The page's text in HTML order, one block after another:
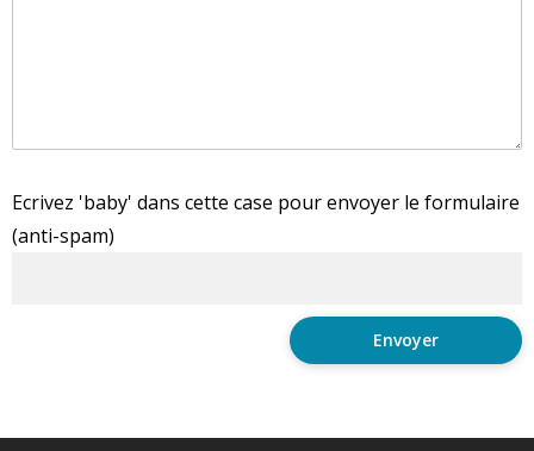
Ecrivez 'baby' dans cette case pour envoyer le formulaire
(anti-spam)